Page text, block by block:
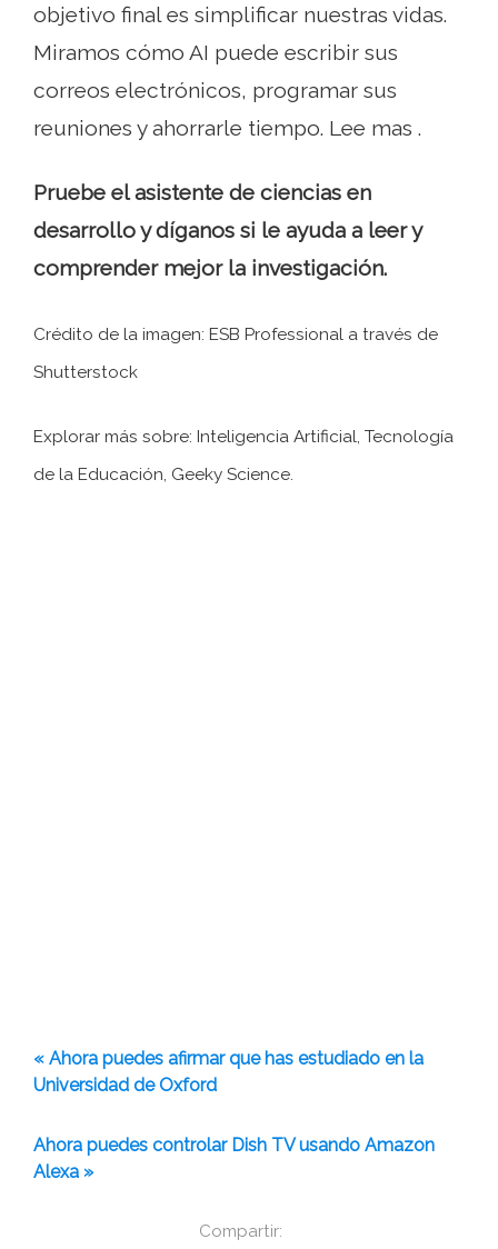
Compartir:
objetivo final es simplificar nuestras vidas.
Miramos cómo AI puede escribir sus
correos electrónicos, programar sus
reuniones y ahorrarle tiempo. Lee mas .
Pruebe el asistente de ciencias en
desarrollo y díganos si le ayuda a leer y
comprender mejor la investigación.
Crédito de la imagen: ESB Professional a través de
Shutterstock
Explorar más sobre: ​​Inteligencia Artificial, Tecnología
de la Educación, Geeky Science.
« Ahora puedes afirmar que has estudiado en la
Universidad de Oxford
Ahora puedes controlar Dish TV usando Amazon
Alexa »